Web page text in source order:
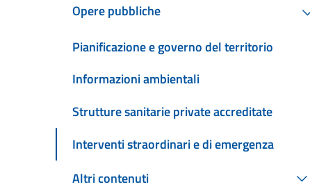
Opere pubbliche
Pianificazione e governo del territorio
Informazioni ambientali
Strutture sanitarie private accreditate
Interventi straordinari e di emergenza
Altri contenuti